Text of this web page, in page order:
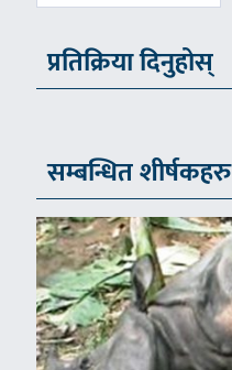
प्रतिक्रिया दिनुहोस्
सम्बन्धित शीर्षकहरु